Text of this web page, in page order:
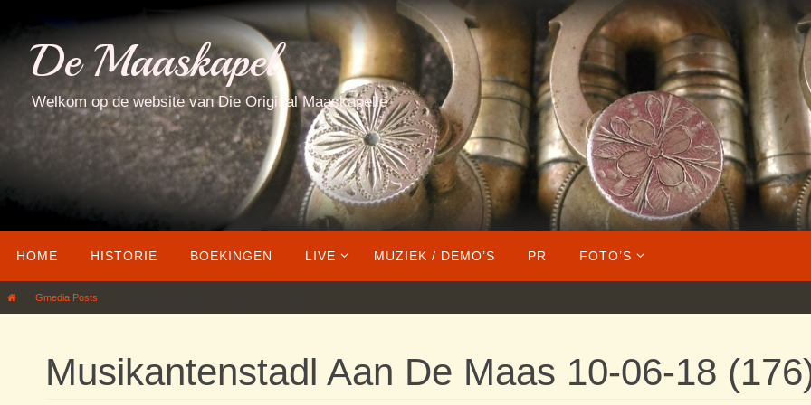
inhoudDe Maaskapel
Welkom op de website van Die Original Maaskapelle
naar
de
HOME HISTORIE BOEKINGEN LIVE MUZIEK / DEMO’S PR FOTO’S
HomeGmedia Posts
Musikantenstadl Aan De Maas 10-06-18